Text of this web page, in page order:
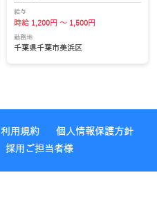
給与
時給 1,200円 ～ 1,500円
勤務地
千葉県千葉市美浜区
利用規約
個人情報保護方針
採用ご担当者様